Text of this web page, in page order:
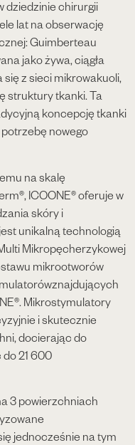
dziedzinie chirurgii
lat na obserwację
Guimberteau
jako żywa, ciągła
z sieci mikrowakuoli,
struktury tkanki. Ta
koncepcję tkanki
nowego
na skalę
ICOONE® oferuje w
skóry i
unikalną technologią
Mikropęcherzykowej
mikrootworów
Mikrostymulatory
i skutecznie
docierając do
21 600
3 powierzchniach
jednocześnie na tym